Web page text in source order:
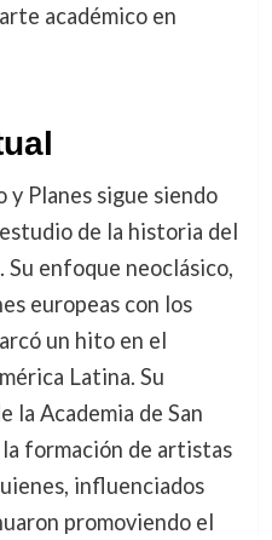
académico en
y Planes sigue siendo
de la historia del
Su enfoque neoclásico,
europeas con los
un hito en el
Latina. Su
la Academia de San
formación de artistas
influenciados
promoviendo el